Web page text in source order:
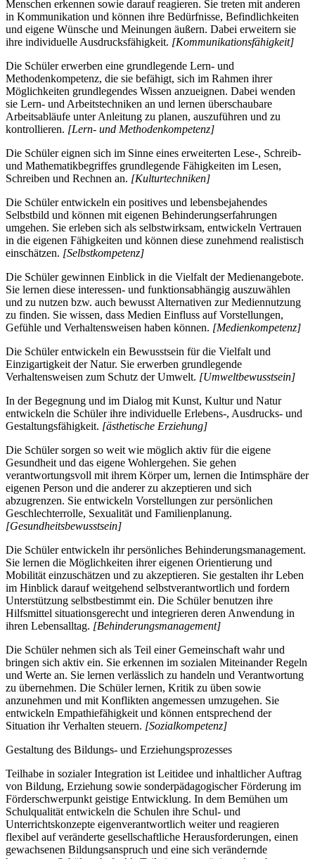
Menschen erkennen sowie darauf reagieren. Sie treten mit anderen
in Kommunikation und können ihre Bedürfnisse, Befindlichkeiten
und eigene Wünsche und Meinungen äußern. Dabei erweitern sie
ihre individuelle Ausdrucksfähigkeit. [Kommunikationsfähigkeit]
Die Schüler erwerben eine grundlegende Lern- und
Methodenkompetenz, die sie befähigt, sich im Rahmen ihrer
Möglichkeiten grundlegendes Wissen anzueignen. Dabei wenden
sie Lern- und Arbeitstechniken an und lernen überschaubare
Arbeitsabläufe unter Anleitung zu planen, auszuführen und zu
kontrollieren. [Lern- und Methodenkompetenz]
Die Schüler eignen sich im Sinne eines erweiterten Lese-, Schreib-
und Mathematikbegriffes grundlegende Fähigkeiten im Lesen,
Schreiben und Rechnen an. [Kulturtechniken]
Die Schüler entwickeln ein positives und lebensbejahendes
Selbstbild und können mit eigenen Behinderungserfahrungen
umgehen. Sie erleben sich als selbstwirksam, entwickeln Vertrauen
in die eigenen Fähigkeiten und können diese zunehmend realistisch
einschätzen. [Selbstkompetenz]
Die Schüler gewinnen Einblick in die Vielfalt der Medienangebote.
Sie lernen diese interessen- und funktionsabhängig auszuwählen
und zu nutzen bzw. auch bewusst Alternativen zur Mediennutzung
zu finden. Sie wissen, dass Medien Einfluss auf Vorstellungen,
Gefühle und Verhaltensweisen haben können. [Medienkompetenz]
Die Schüler entwickeln ein Bewusstsein für die Vielfalt und
Einzigartigkeit der Natur. Sie erwerben grundlegende
Verhaltensweisen zum Schutz der Umwelt. [Umweltbewusstsein]
In der Begegnung und im Dialog mit Kunst, Kultur und Natur
entwickeln die Schüler ihre individuelle Erlebens-, Ausdrucks- und
Gestaltungsfähigkeit. [ästhetische Erziehung]
Die Schüler sorgen so weit wie möglich aktiv für die eigene
Gesundheit und das eigene Wohlergehen. Sie gehen
verantwortungsvoll mit ihrem Körper um, lernen die Intimsphäre der
eigenen Person und die anderer zu akzeptieren und sich
abzugrenzen. Sie entwickeln Vorstellungen zur persönlichen
Geschlechterrolle, Sexualität und Familienplanung.
[Gesundheitsbewusstsein]
Die Schüler entwickeln ihr persönliches Behinderungsmanagement.
Sie lernen die Möglichkeiten ihrer eigenen Orientierung und
Mobilität einzuschätzen und zu akzeptieren. Sie gestalten ihr Leben
im Hinblick darauf weitgehend selbstverantwortlich und fordern
Unterstützung selbstbestimmt ein. Die Schüler benutzen ihre
Hilfsmittel situationsgerecht und integrieren deren Anwendung in
ihren Lebensalltag. [Behinderungsmanagement]
Die Schüler nehmen sich als Teil einer Gemeinschaft wahr und
bringen sich aktiv ein. Sie erkennen im sozialen Miteinander Regeln
und Werte an. Sie lernen verlässlich zu handeln und Verantwortung
zu übernehmen. Die Schüler lernen, Kritik zu üben sowie
anzunehmen und mit Konflikten angemessen umzugehen. Sie
entwickeln Empathiefähigkeit und können entsprechend der
Situation ihr Verhalten steuern. [Sozialkompetenz]
Gestaltung des Bildungs- und Erziehungsprozesses
Teilhabe in sozialer Integration ist Leitidee und inhaltlicher Auftrag
von Bildung, Erziehung sowie sonderpädagogischer Förderung im
Förderschwerpunkt geistige Entwicklung. In dem Bemühen um
Schulqualität entwickeln die Schulen ihre Schul- und
Unterrichtskonzepte eigenverantwortlich weiter und reagieren
flexibel auf veränderte gesellschaftliche Herausforderungen, einen
gewachsenen Bildungsanspruch und eine sich verändernde